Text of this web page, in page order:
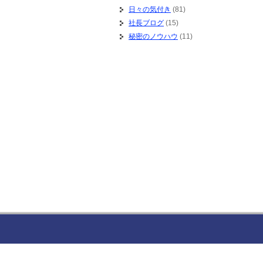
日々の気付き (81)
社長ブログ (15)
秘密のノウハウ (11)